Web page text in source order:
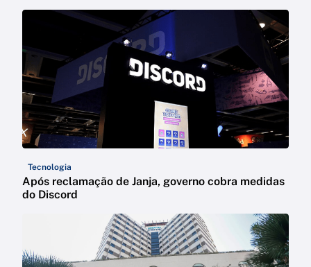
Tecnologia
Após reclamação de Janja, governo cobra medidas
do Discord